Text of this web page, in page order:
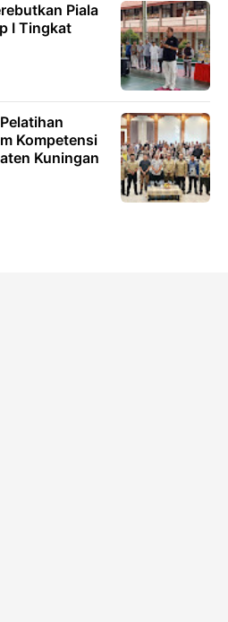
Piala
I Tingkat
Kompetensi
Kuningan